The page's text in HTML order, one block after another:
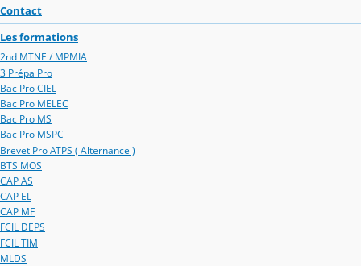
Contact
Les formations
2nd MTNE / MPMIA
3 Prépa Pro
Bac Pro CIEL
Bac Pro MELEC
Bac Pro MS
Bac Pro MSPC
Brevet Pro ATPS ( Alternance )
BTS MOS
CAP AS
CAP EL
CAP MF
FCIL DEPS
FCIL TIM
MLDS